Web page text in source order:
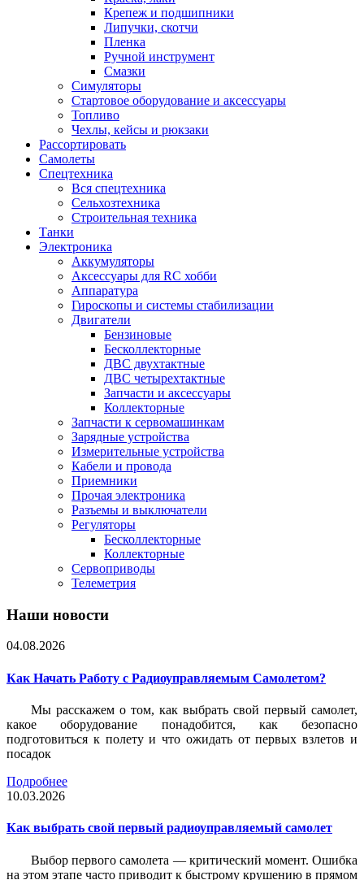
Крепеж и подшипники
Липучки, скотчи
Пленка
Ручной инструмент
Смазки
Симуляторы
Стартовое оборудование и аксессуары
Топливо
Чехлы, кейсы и рюкзаки
Рассортировать
Самолеты
Спецтехника
Вся спецтехника
Сельхозтехника
Строительная техника
Танки
Электроника
Аккумуляторы
Аксессуары для RC хобби
Аппаратура
Гироскопы и системы стабилизации
Двигатели
Бензиновые
Бесколлекторные
ДВС двухтактные
ДВС четырехтактные
Запчасти и аксессуары
Коллекторные
Запчасти к сервомашинкам
Зарядные устройства
Измерительные устройства
Кабели и провода
Приемники
Прочая электроника
Разъемы и выключатели
Регуляторы
Бесколлекторные
Коллекторные
Сервоприводы
Телеметрия
Наши новости
04.08.2026
Как Начать Работу с Радиоуправляемым Самолетом?
Мы расскажем о том, как выбрать свой первый самолет,
какое оборудование понадобится, как безопасно
подготовиться к полету и что ожидать от первых взлетов и
посадок
Подробнее
10.03.2026
Как выбрать свой первый радиоуправляемый самолет
Выбор первого самолета — критический момент. Ошибка
на этом этапе часто приводит к быстрому крушению в прямом